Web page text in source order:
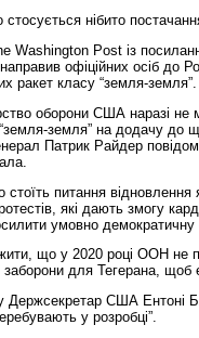
нібито
Washington Post із
офіційних осіб до
ракет класу “земля-земля”.
оборони США наразі
земля” на додачу до
Патрик Райдер
стоїть питання
які дають змогу
умовно демократичну
що у 2020 році ООН не
заборони для Тегерана, щоб
Держсекретар США Ентоні
у розробці”.